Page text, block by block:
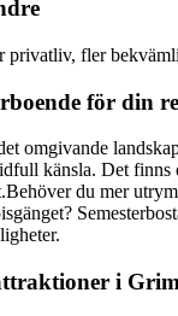
privatliv, fler
för din
omgivande
känsla. Det finns
du mer
i